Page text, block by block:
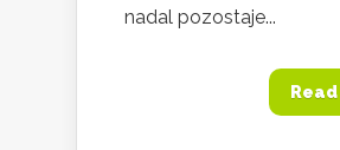
nadal pozostaje...